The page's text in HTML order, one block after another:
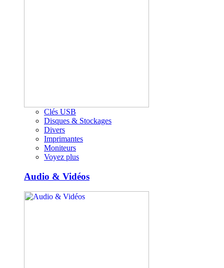
Clés USB
Disques & Stockages
Divers
Imprimantes
Moniteurs
Voyez plus
Audio & Vidéos